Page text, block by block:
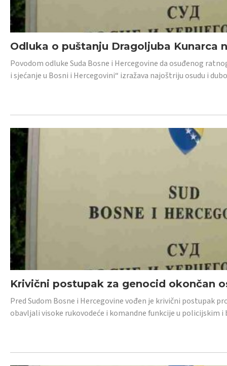
Odluka o puštanju Dragoljuba Kunarca
Povodom odluke Suda Bosne i Hercegovine da osuđenog
i sjećanje u Bosni i Hercegovini“ izražava najoštriju osudu i
Krivični postupak za genocid okončan
Pred Sudom Bosne i Hercegovine vođen je krivični postupak
obavljali visoke rukovodeće i komandne funkcije u policijskim